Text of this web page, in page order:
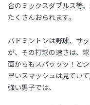
合のミックスダブルス等
たくさんおられます。
バドミントンは野球、サ
が、その打球の速さは、
面からもスパッッッ！と
早いスマッシュは見てい
強い男子では、